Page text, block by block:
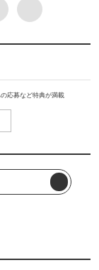
応募など特典が満載